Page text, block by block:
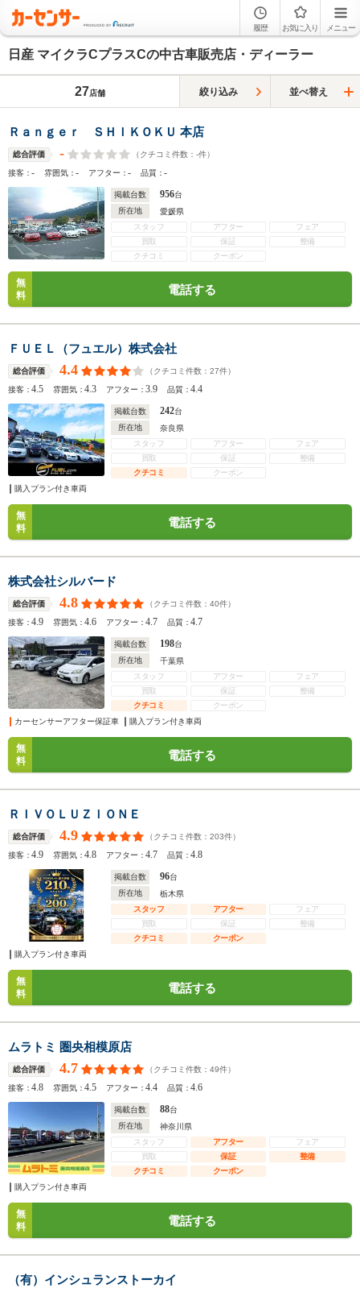
履歴 お気に入り メニュー
日産 マイクラCプラスCの中古車販売店・ディーラー
27店舗 絞り込み 並べ替え
Ｒａｎｇｅｒ ＳＨＩＫＯＫＵ 本店
総合評価 - （クチコミ件数： -件）
接客：- 雰囲気：- アフター：- 品質：-
掲載台数 956台
所在地
愛媛県
スタッフ
アフター
フェア
買取
保証
整備
クチコミ
クーポン
無
料
電話する
ＦＵＥＬ（フュエル）株式会社
総合評価 4.4 （クチコミ件数： 27件）
接客：4.5 雰囲気：4.3 アフター：3.9 品質：4.4
掲載台数 242台
所在地
奈良県
スタッフ
アフター
フェア
買取
保証
整備
クチコミ
クーポン
購入プラン付き車両
無
料
電話する
株式会社シルバード
総合評価 4.8 （クチコミ件数： 40件）
接客：4.9 雰囲気：4.6 アフター：4.7 品質：4.7
掲載台数 198台
所在地
千葉県
スタッフ
アフター
フェア
買取
保証
整備
クチコミ
クーポン
カーセンサーアフター保証車
購入プラン付き車両
無
料
電話する
ＲＩＶＯＬＵＺＩＯＮＥ
総合評価 4.9 （クチコミ件数： 203件）
接客：4.9 雰囲気：4.8 アフター：4.7 品質：4.8
掲載台数 96台
所在地
栃木県
スタッフ
アフター
フェア
買取
保証
整備
クチコミ
クーポン
購入プラン付き車両
無
料
電話する
ムラトミ 圏央相模原店
総合評価 4.7 （クチコミ件数： 49件）
接客：4.8 雰囲気：4.5 アフター：4.4 品質：4.6
掲載台数 88台
所在地
神奈川県
スタッフ
アフター
フェア
買取
保証
整備
クチコミ
クーポン
購入プラン付き車両
無
料
電話する
（有）インシュランストーカイ